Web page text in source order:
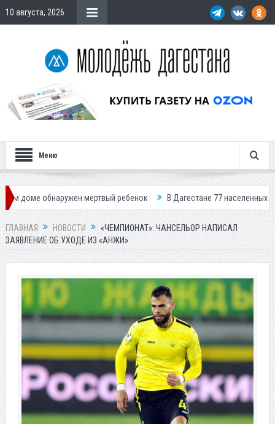
10 августа, 2026
Меню
мертвый ребенок В Дагестане 77 населенных пунктов
ГЛАВНАЯ НОВОСТИ
«ЧЕМПИОНАТ»: ЧАНСЕЛЬОР НАПИСАЛ
ЗАЯВЛЕНИЕ ОБ УХОДЕ ИЗ «АНЖИ»